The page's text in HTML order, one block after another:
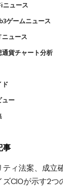
ニュース
ゲームニュース
ニュース
通貨チャート分析
ド
ュー
事
ティ法案、成立
ズCIOが示す2つ